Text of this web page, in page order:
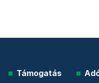
Támogatás